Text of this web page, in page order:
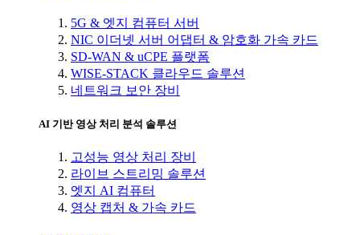
5G & 엣지 컴퓨터 서버
NIC 이더넷 서버 어댑터 & 암호화 가속 카드
SD-WAN & uCPE 플랫폼
WISE-STACK 클라우드 솔루션
네트워크 보안 장비
AI 기반 영상 처리 분석 솔루션
고성능 영상 처리 장비
라이브 스트리밍 솔루션
엣지 AI 컴퓨터
영상 캡처 & 가속 카드